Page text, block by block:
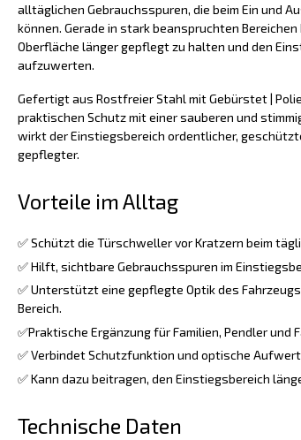
alltäglichen Gebrauchsspuren, die beim Ein und
können. Gerade in stark beanspruchten
Oberfläche länger gepflegt zu halten und den
aufzuwerten.
Gefertigt aus Rostfreier Stahl mit Gebürstet |
praktischen Schutz mit einer sauberen und
wirkt der Einstiegsbereich ordentlicher,
gepflegter.
Vorteile im Alltag
✅ Schützt die Türschweller vor Kratzern beim
✅ Hilft, sichtbare Gebrauchsspuren im
✅ Unterstützt eine gepflegte Optik des
Bereich.
✅Praktische Ergänzung für Familien, Pendler und
✅ Verbindet Schutzfunktion und optische
✅ Kann dazu beitragen, den Einstiegsbereich
Technische Daten